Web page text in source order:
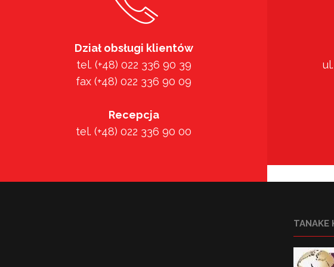
Dział obsługi klientów
tel. (+48) 022 336 90 39
fax (+48) 022 336 90 09
Recepcja
tel. (+48) 022 336 90 00
TANAKE